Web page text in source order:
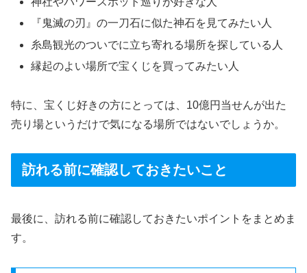
『鬼滅の刃』の一刀石に似た神石を見てみたい人
糸島観光のついでに立ち寄れる場所を探している人
縁起のよい場所で宝くじを買ってみたい人
特に、宝くじ好きの方にとっては、10億円当せんが出た
売り場というだけで気になる場所ではないでしょうか。
訪れる前に確認しておきたいこと
最後に、訪れる前に確認しておきたいポイントをまとめま
す。